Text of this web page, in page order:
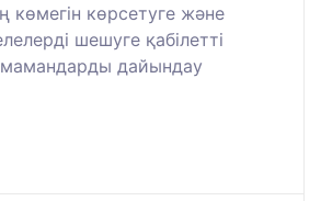
көмегін көрсетуге және
шешуге қабілетті
мамандарды дайындау